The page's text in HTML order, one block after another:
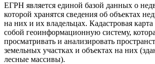
ЕГРН является единой базой данных о
которой хранятся сведения об объектах
на них и их владельцах. Кадастровая карта
собой геоинформационную систему,
просматривать и анализировать
земельных участках и объектах на них
лесные массивы).